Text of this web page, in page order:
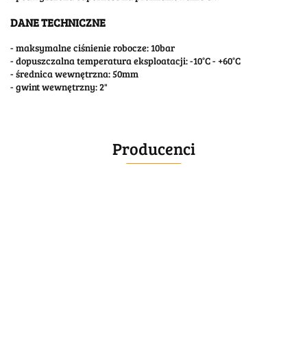
DANE TECHNICZNE
- maksymalne ciśnienie robocze: 10bar
- dopuszczalna temperatura eksploatacji: -10°C - +60°C
- średnica wewnętrzna: 50mm
- gwint wewnętrzny: 2"
Producenci